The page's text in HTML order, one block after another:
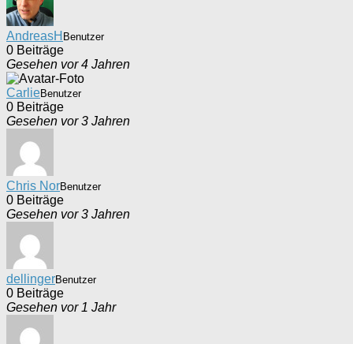
AndreasH Benutzer
0 Beiträge
Gesehen vor 4 Jahren
CarlieBenutzer
0 Beiträge
Gesehen vor 3 Jahren
Chris NorBenutzer
0 Beiträge
Gesehen vor 3 Jahren
dellingerBenutzer
0 Beiträge
Gesehen vor 1 Jahr